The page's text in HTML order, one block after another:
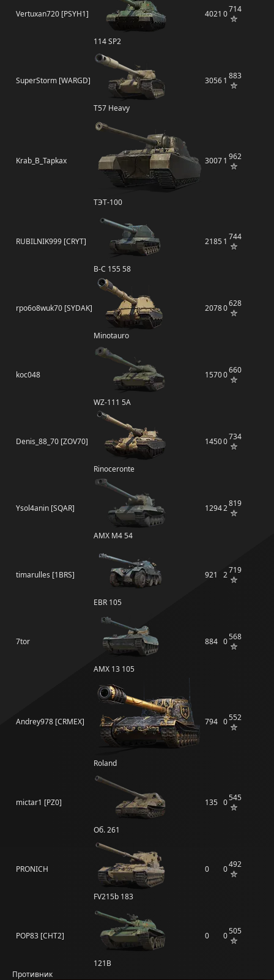
Vertuxan720 [PSYH1]
114 SP2
4021 0714
SuperStorm [WARGD]
T57 Heavy
30561 883
Krab_B_Tapkax
ТЭТ-100
30071 962
RUBILNIK999 [CRYT]
B-C 155 58
21851 744
rpo6o8wuk70 [SYDAK]
Minotauro
20780628
koc048
WZ-111 5A
15700660
Denis_88_70 [ZOV70]
Rinoceronte
14500734
Ysol4anin [SQAR]
AMX M4 54
12942819
timarulles [1BRS]
EBR 105
921 2719
7tor
AMX 13 105
884 0568
Andrey978 [CRMEX]
Roland
794 0552
mictar1 [PZ0]
Об. 261
135 0545
PRONICH
FV215b 183
0 0492
POP83 [CHT2]
121B
0 0505
Противник